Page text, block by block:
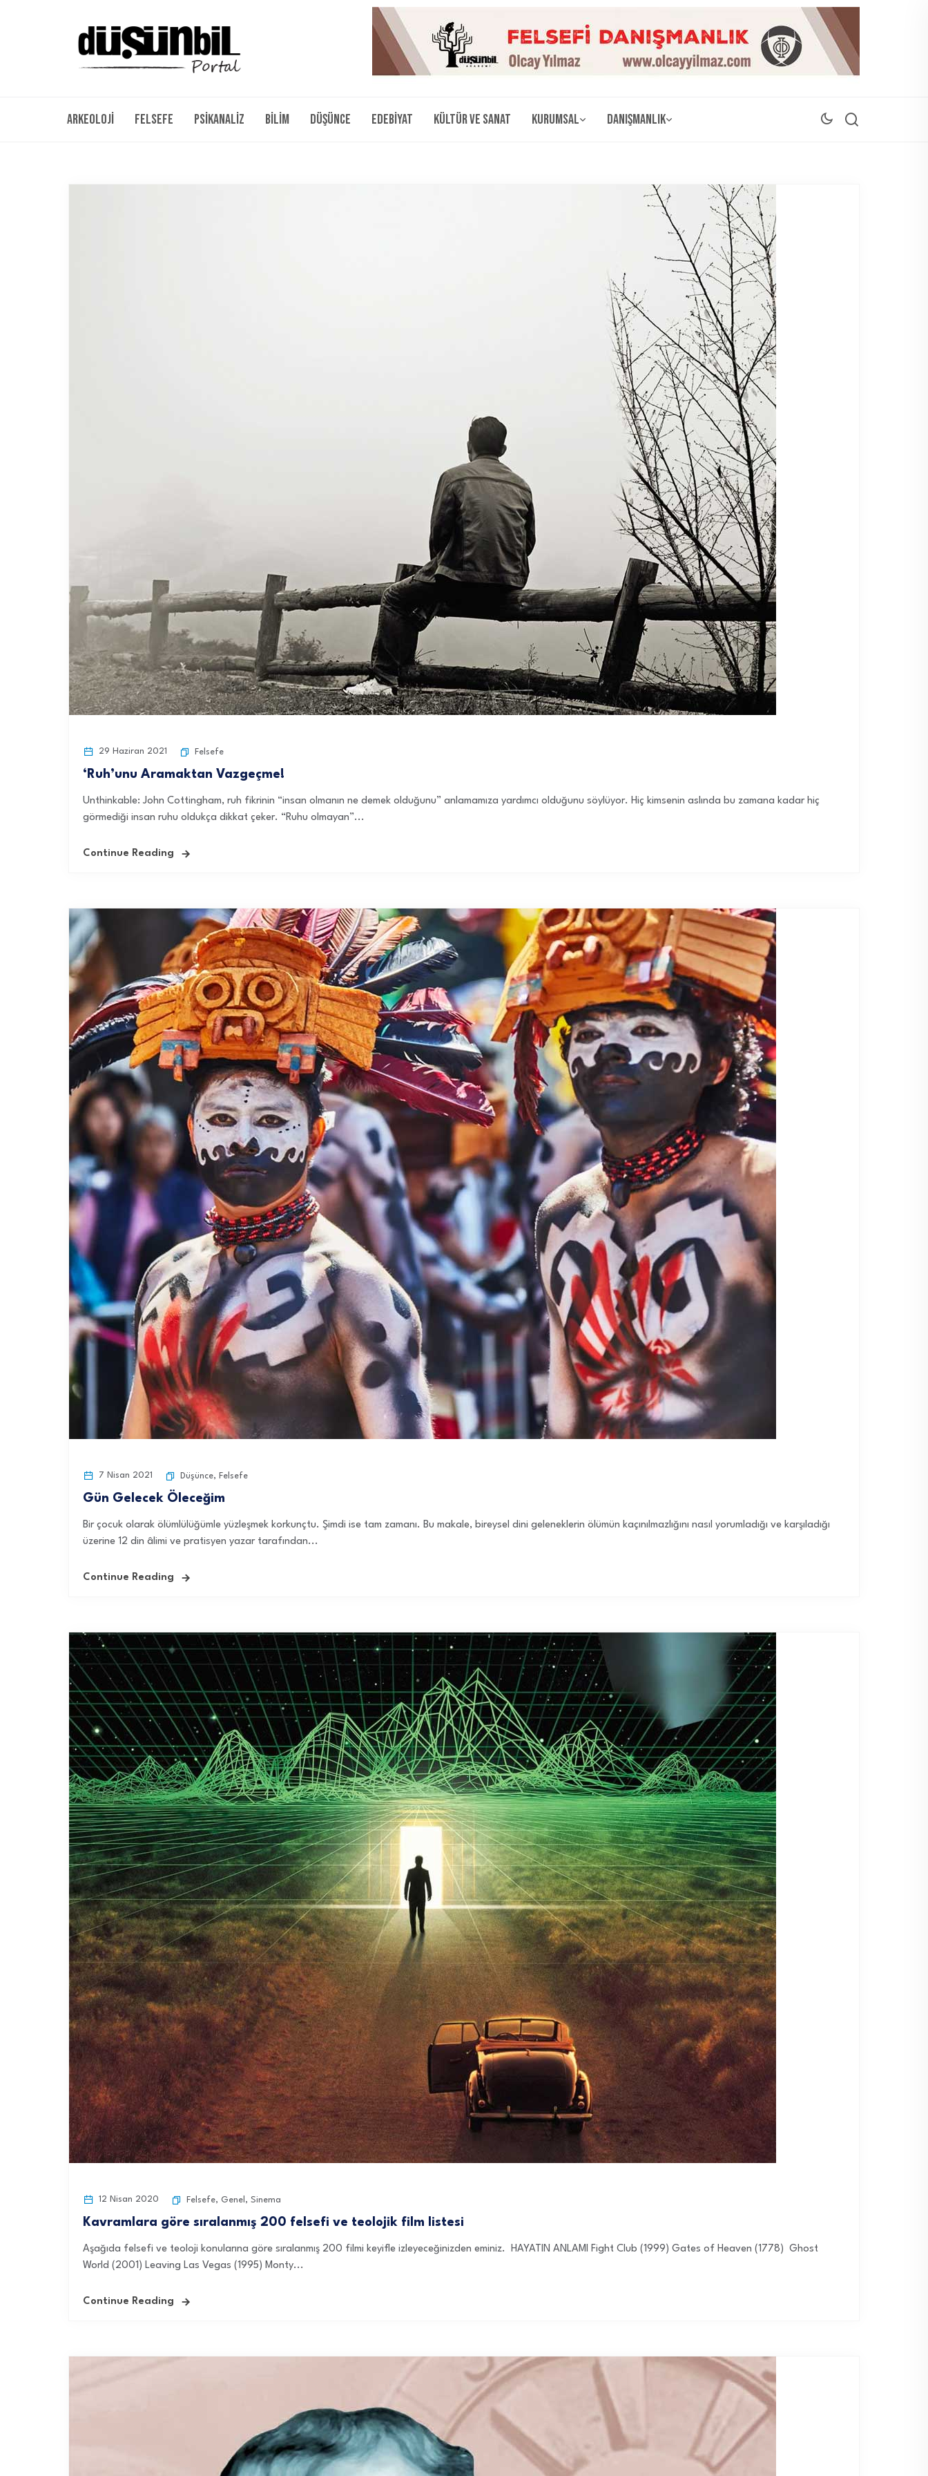
Arkeoloji Felsefe Psikanaliz Bilim Düşünce Edebiyat Kültür ve Sanat Kurumsal Danışmanlık
29 Haziran 2021 Felsefe
‘Ruh’unu Aramaktan Vazgeçme!
Unthinkable: John Cottingham, ruh fikrinin “insan olmanın ne demek olduğunu” anlamamıza yardımcı olduğunu söylüyor. Hiç kimsenin aslında bu zamana kadar hiç
görmediği insan ruhu oldukça dikkat çeker. “Ruhu olmayan”...
Continue Reading
7 Nisan 2021 Düşünce, Felsefe
Gün Gelecek Öleceğim
Bir çocuk olarak ölümlülüğümle yüzleşmek korkunçtu. Şimdi ise tam zamanı. Bu makale, bireysel dini geleneklerin ölümün kaçınılmazlığını nasıl yorumladığı ve karşıladığı
üzerine 12 din âlimi ve pratisyen yazar tarafından...
Continue Reading
12 Nisan 2020 Felsefe, Genel , Sinema
Kavramlara göre sıralanmış 200 felsefi ve teolojik film listesi
Aşağıda felsefi ve teoloji konularına göre sıralanmış 200 filmi keyifle izleyeceğinizden eminiz. HAYATIN ANLAMI Fight Club (1999) Gates of Heaven (1778) Ghost
World (2001) Leaving Las Vegas (1995) Monty...
Continue Reading